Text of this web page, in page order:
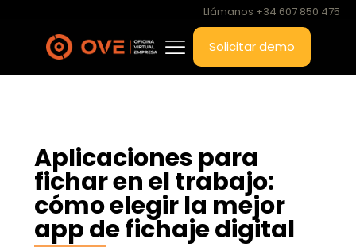
Llámanos +34 607 850 475
Solicitar demo
Aplicaciones para
fichar en el trabajo:
cómo elegir la mejor
app de fichaje digital